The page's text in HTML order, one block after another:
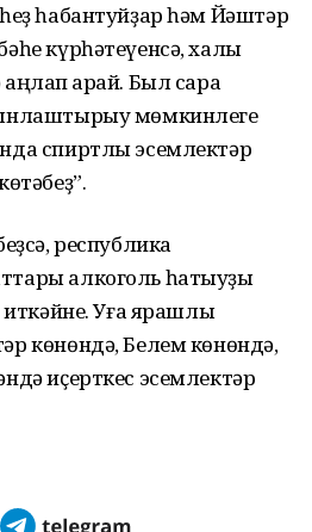
һабантуйҙар һәм Йәштәр
күрһәтеүенсә, халыҡ
ҡарай. Был сара
мөмкинлеге
спиртлы эсемлектәр
республика
алкоголь һатыуҙы
иткәйне. Уға ярашлы
көнөндә, Белем көнөндә,
иҫерткес эсемлектәр